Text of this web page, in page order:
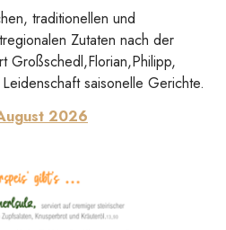
traditionellen und
Zutaten nach der
Großschedl,Florian,Philipp,
saisonelle Gerichte.
2026